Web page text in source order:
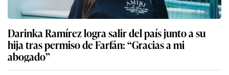
Darinka Ramírez logra salir del país junto a su
hija tras permiso de Farfán: “Gracias a mi
abogado”